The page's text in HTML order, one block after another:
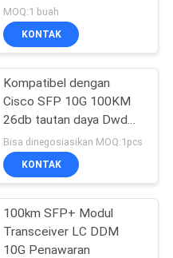
-10G-T RJ45 connector
MOQ:1 buah
KONTAK
Kompatibel dengan
Cisco SFP 10G 100KM
26db tautan daya Dwdm
SFP + Modul
Transceiver
Bisa dinegosiasikan MOQ:1pcs
KONTAK
100km SFP+ Modul
Transceiver LC DDM
10G Penawaran